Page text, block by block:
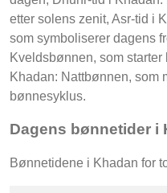
etter solens zenit, Asr-tid i
som symboliserer dagens
Kveldsbønnen, som
Khadan: Nattbønnen, som
bønnesyklus.
Dagens bønnetider i
Bønnetidene i Khadan for